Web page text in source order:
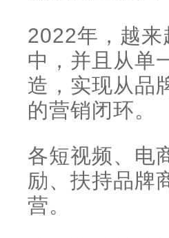
2022年，越
中，并且从单
造，实现从品
的营销闭环。
各短视频、电
励、扶持品牌
营。